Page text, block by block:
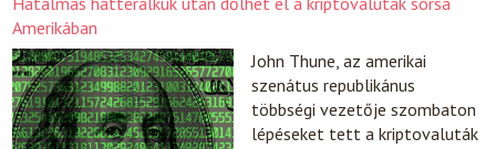
Amerikában
John Thune, az amerikai
szenátus republikánus
többségi vezetője szombaton
lépéseket tett a kriptovaluták